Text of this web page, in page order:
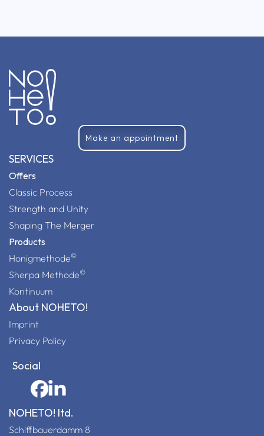
Make an appointment
SERVICES
Offers
Classic Process
Strength and Unity
Shaping The Merger
Products
Honigmethode©
Sherpa Methode©
Kontinuum
About NOHETO!
Imprint
Privacy Policy
Social
NOHETO! ltd.
Schiffbauerdamm 8